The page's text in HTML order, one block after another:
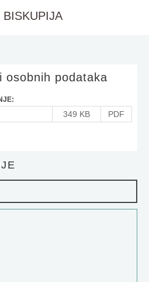
BISKUPIJA
osobnih podataka
349 KB PDF